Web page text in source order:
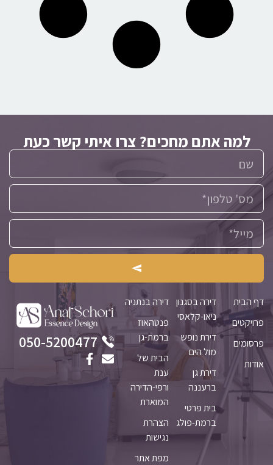
למה אתם מחכים? צרו איתי קשר כעת
דף הבית
פרויקטים
פרסומים
אודות
דירה בסגנון
ניאו-קלאסי
דירת נופש
מול הים
דירת גן
ברעננה
בית פרטי
ברמת-פולג
דירה בנתניה
פנטהאוז
ברמת-גן
הבית של
ענת
ורפי-הדירה
המוארת
הצהרת
נגישות
מפת אתר
050-5200477